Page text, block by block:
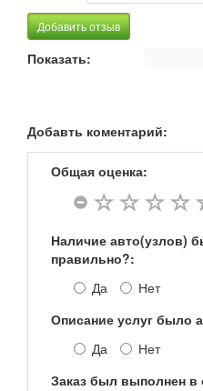
Добавить отзыв
Показать:
Добавть коментарий:
Общая оценка:
Наличие авто(узлов)
правильно?:
Да
Нет
Описание услуг было
Да
Нет
Заказ был выполнен в